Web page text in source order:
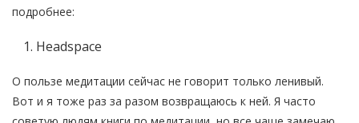
подробнее:
Headspace
О пользе медитации сейчас не говорит только ленивый.
Вот и я тоже раз за разом возвращаюсь к ней. Я часто